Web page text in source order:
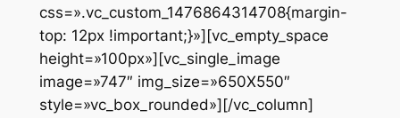
css=».vc_custom_1476864314708{margin-
top: 12px !important;}»][vc_empty_space
height=»100px»][vc_single_image
image=»747″ img_size=»650X550″
style=»vc_box_rounded»][/vc_column]